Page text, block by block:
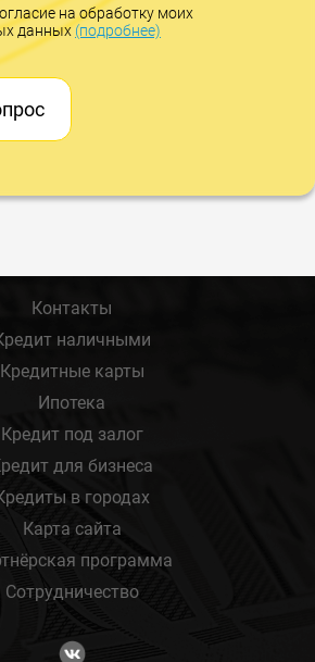
на обработку моих
данных(подробнее)
Контакты
наличными
Кредитные карты
Ипотека
Кредит под залог
для бизнеса
в городах
Карта сайта
программа
Сотрудничество